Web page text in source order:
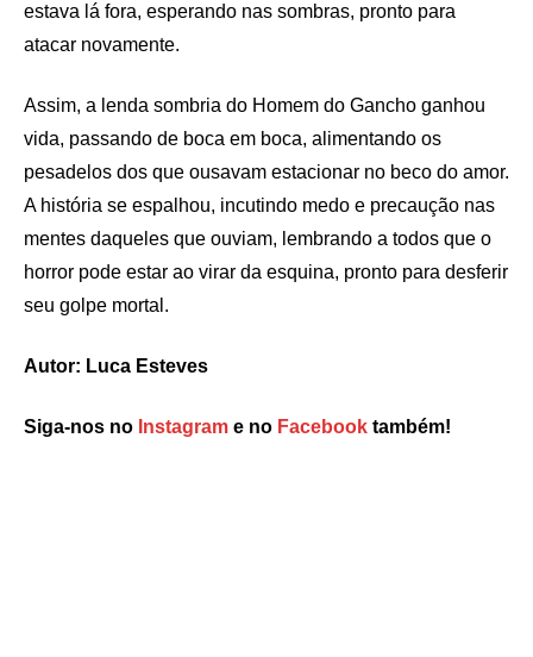
estava lá fora, esperando nas sombras, pronto para
atacar novamente.
Assim, a lenda sombria do Homem do Gancho ganhou
vida, passando de boca em boca, alimentando os
pesadelos dos que ousavam estacionar no beco do amor.
A história se espalhou, incutindo medo e precaução nas
mentes daqueles que ouviam, lembrando a todos que o
horror pode estar ao virar da esquina, pronto para desferir
seu golpe mortal.
Autor: Luca Esteves
Siga-nos no Instagram e no Facebook também!